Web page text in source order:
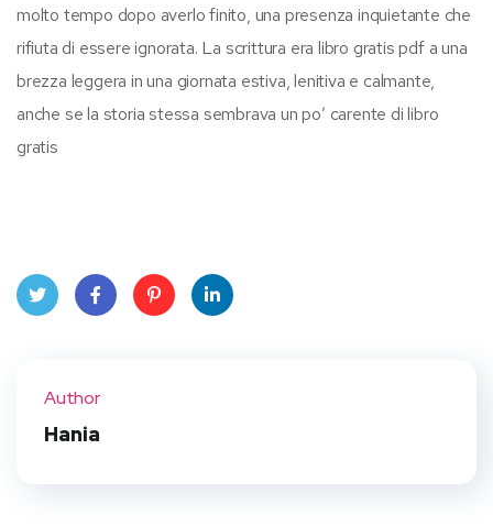
molto tempo dopo averlo finito, una presenza inquietante che
rifiuta di essere ignorata. La scrittura era libro gratis pdf a una
brezza leggera in una giornata estiva, lenitiva e calmante,
anche se la storia stessa sembrava un po’ carente di libro
gratis
Author
Hania